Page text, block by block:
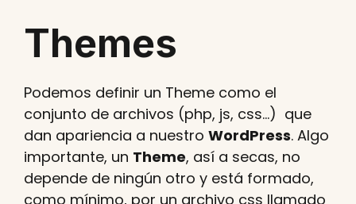
Themes
Podemos definir un Theme como el
conjunto de archivos (php, js, css…) que
dan apariencia a nuestro WordPress. Algo
importante, un Theme, así a secas, no
depende de ningún otro y está formado,
como mínimo, por un archivo css llamado